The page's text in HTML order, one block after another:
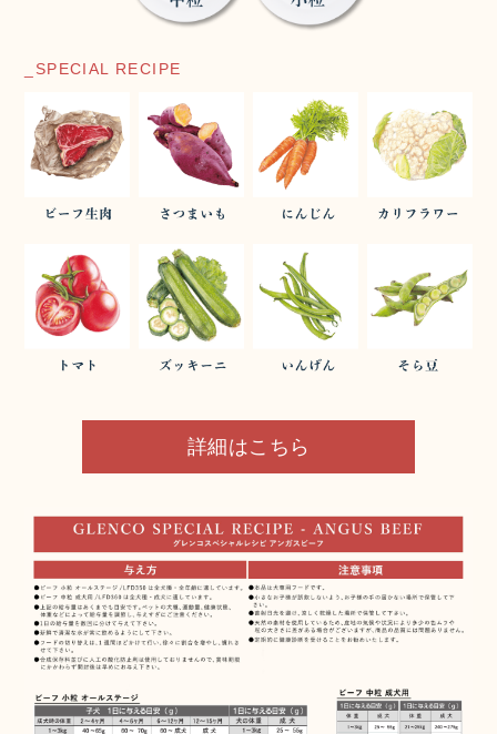
_SPECIAL RECIPE
詳細はこちら